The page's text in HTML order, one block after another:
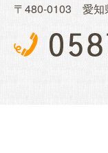
〒480-0103 愛知